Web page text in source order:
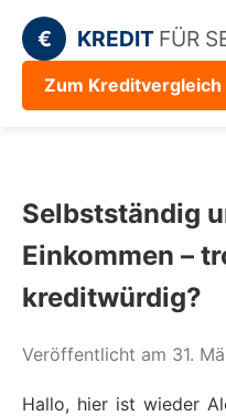
€ KREDIT FÜR
Zum Kreditvergleich
Selbstständig
Einkommen –
kreditwürdig?
Veröffentlicht am 31.
Hallo, hier ist wieder